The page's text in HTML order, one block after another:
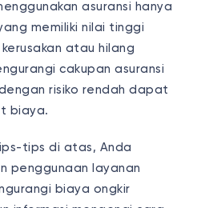
asuransi hanya
memiliki nilai tinggi
atau hilang
cakupan asuransi
risiko rendah dapat
biaya.
tips di atas, Anda
penggunaan layanan
biaya ongkir